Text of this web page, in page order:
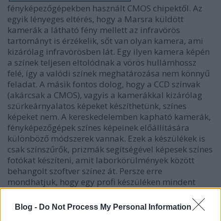
Blog - Do Not Process My Personal Information
fényképezőgépekben használt CMOS chipektől. Az
egyik lényeges eltérés, hogy a Marsra küldött
kamerák a látható fény mellett az infravörös
tartományt is érzékelik, sőt van olyan kamera, ami
kizárólag infravörösben lát. Egy ilyen kamera képén
a színek teljesen eltolódnak a vörös hullámhossz
felé, így a valódi színek meghatározása nem könnyű
feladat. A másik fontos dolog, hogy a CCD színvak
(akárcsak a CMOS), vagyis a kamerákkal kizárólag
szürkeárnyalatos képeket készíthetünk, színes
képeket nem. A kereskedelemben kapható kamerák,
fényképezőgépek színes képeinek előállítására
különböző módszerek vannak. Ezek a készülékek is
csak színszűrők, prizmák segítségével képesek színes
fotókat készíteni, amit laborkörülmények között
behangolt szoftver színez át. Persze erre
mondhatjuk, hogy egy profi készüléken mindent
beállíthatunk; igen, de a beállításhoz látni kell az
adott színt és a fényviszonyokat. Erre a Marson -
emberi szem hiányában - nincs lehetőség. Egy